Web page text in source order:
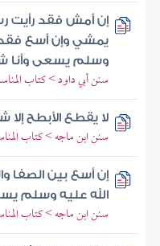
إن أمش فقد رأيت
يمشي وإن أسع فقد
وسلم يسعى وأنا
سنن أبي داود > كتاب
لا يقطع الأبطح إلا
سنن ابن ماجه > كتاب
إن أسع بين الصفا
الله عليه وسلم
سنن ابن ماجه > كتاب